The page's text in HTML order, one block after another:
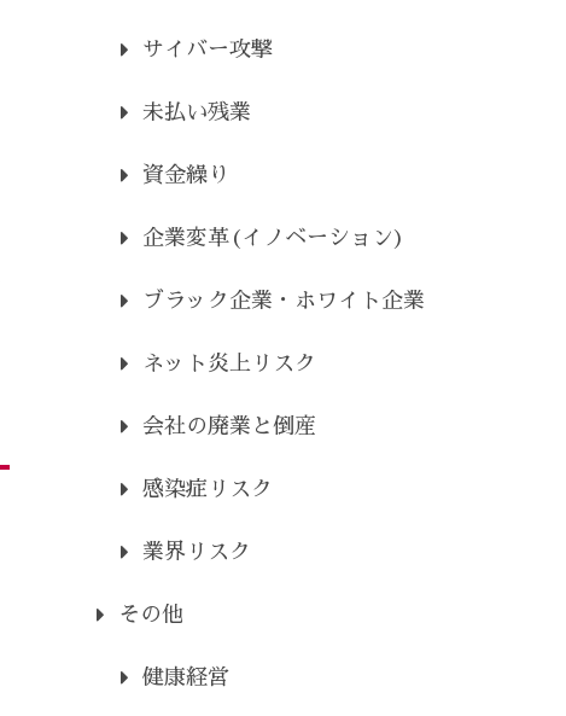
サイバー攻撃
未払い残業
資金繰り
企業変革(イノベーション)
ブラック企業・ホワイト企業
ネット炎上リスク
会社の廃業と倒産
感染症リスク
業界リスク
その他
健康経営